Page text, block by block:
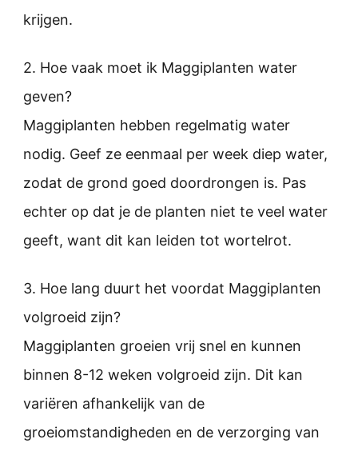
krijgen.
2. Hoe vaak moet ik Maggiplanten water
geven?
Maggiplanten hebben regelmatig water
nodig. Geef ze eenmaal per week diep water,
zodat de grond goed doordrongen is. Pas
echter op dat je de planten niet te veel water
geeft, want dit kan leiden tot wortelrot.
3. Hoe lang duurt het voordat Maggiplanten
volgroeid zijn?
Maggiplanten groeien vrij snel en kunnen
binnen 8-12 weken volgroeid zijn. Dit kan
variëren afhankelijk van de
groeiomstandigheden en de verzorging van